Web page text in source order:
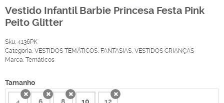
Vestido Infantil Barbie Princesa Festa Pink
Peito Glitter
Sku: 4136PK
Categoria: VESTIDOS TEMÁTICOS, FANTASIAS, VESTIDOS CRIANÇAS
Marca: Temáticos
Tamanho